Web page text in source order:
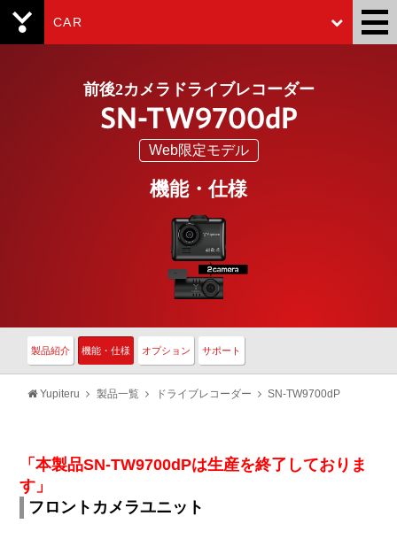
CAR
前後2カメラドライブレコーダー
SN-TW9700dP
Web限定モデル
機能・仕様
製品紹介 機能・仕様 オプション サポート
Yupiteru 製品一覧 ドライブレコーダー SN-TW9700dP
「本製品SN-TW9700dPは生産を終了しておりま
す」
フロントカメラユニット